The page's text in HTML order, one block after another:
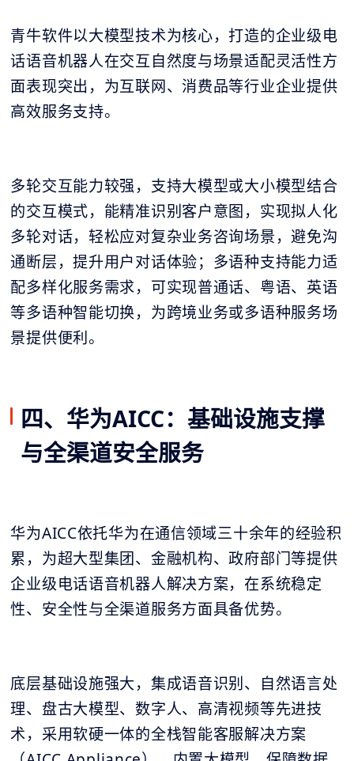
青牛软件以大模型技术为核心，打造的企业级电
话语音机器人在交互自然度与场景适配灵活性方
面表现突出，为互联网、消费品等行业企业提供
高效服务支持。
多轮交互能力较强，支持大模型或大小模型结合
的交互模式，能精准识别客户意图，实现拟人化
多轮对话，轻松应对复杂业务咨询场景，避免沟
通断层，提升用户对话体验；多语种支持能力适
配多样化服务需求，可实现普通话、粤语、英语
等多语种智能切换，为跨境业务或多语种服务场
景提供便利。
四、华为AICC：基础设施支撑
与全渠道安全服务
华为AICC依托华为在通信领域三十余年的经验积
累，为超大型集团、金融机构、政府部门等提供
企业级电话语音机器人解决方案，在系统稳定
性、安全性与全渠道服务方面具备优势。
底层基础设施强大，集成语音识别、自然语言处
理、盘古大模型、数字人、高清视频等先进技
术，采用软硬一体的全栈智能客服解决方案